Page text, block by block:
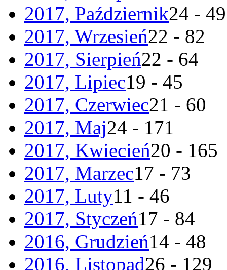
2017, Październik24 - 49
2017, Wrzesień22 - 82
2017, Sierpień22 - 64
2017, Lipiec19 - 45
2017, Czerwiec21 - 60
2017, Maj24 - 171
2017, Kwiecień20 - 165
2017, Marzec17 - 73
2017, Luty11 - 46
2017, Styczeń17 - 84
2016, Grudzień14 - 48
2016, Listopad26 - 129